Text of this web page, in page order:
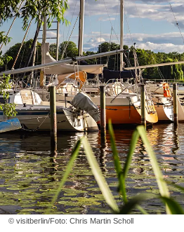
© visitberlin/Foto: Chris Martin Scholl